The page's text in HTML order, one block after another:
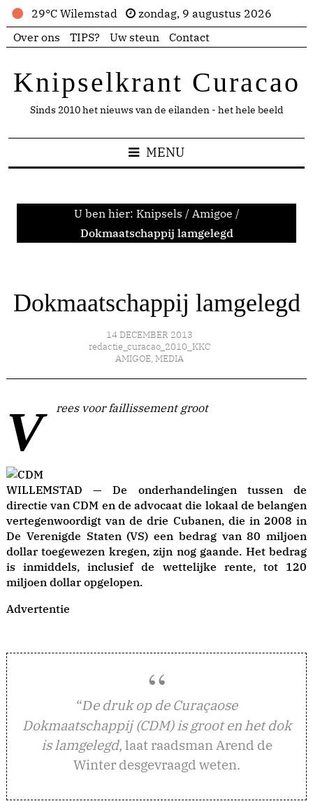
29°C Wilemstad
zondag, 9 augustus 2026
Over ons
TIPS? Uw steun Contact
Knipselkrant Curacao
Sinds 2010 het nieuws van de eilanden - het hele beeld
MENU
U ben hier: Knipsels / Amigoe /
Dokmaatschappij lamgelegd
Dokmaatschappij lamgelegd
14 DECEMBER 2013
redactie_curacao_2010_KKC
AMIGOE, MEDIA
Vrees voor faillissement groot
WILLEMSTAD — De onderhandelingen tussen de
directie van CDM en de advocaat die lokaal de belangen
vertegenwoordigt van de drie Cubanen, die in 2008 in
De Verenigde Staten (VS) een bedrag van 80 miljoen
dollar toegewezen kregen, zijn nog gaande. Het bedrag
is inmiddels, inclusief de wettelijke rente, tot 120
miljoen dollar opgelopen.
Advertentie
“De druk op de Curaçaose
Dokmaatschappij (CDM) is groot en het dok
is lamgelegd, laat raadsman Arend de
Winter desgevraagd weten.